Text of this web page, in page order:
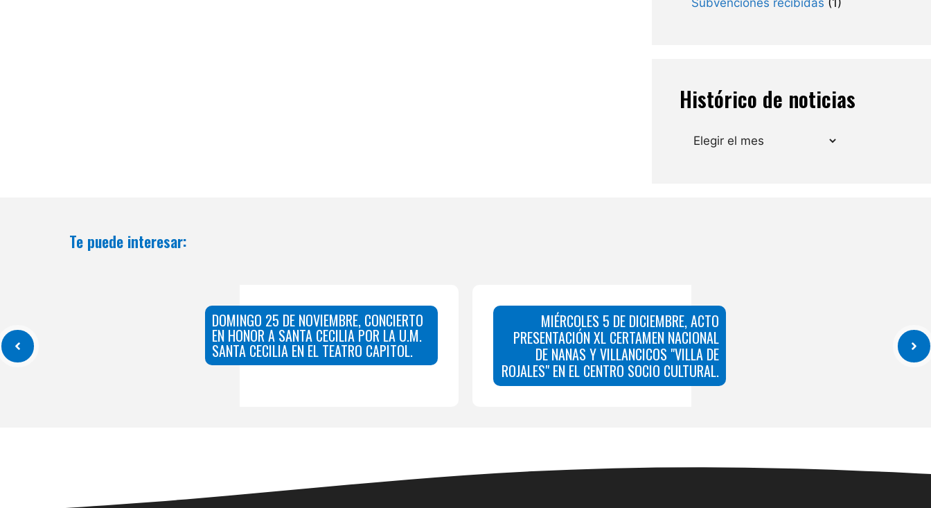
Histórico de noticias
Archivos
Te puede interesar:
DOMINGO 25 DE NOVIEMBRE, CONCIERTO
EN HONOR A SANTA CECILIA POR LA U.M.
SANTA CECILIA EN EL TEATRO CAPITOL.
MIÉRCOLES 5 DE DICIEMBRE, ACTO
PRESENTACIÓN XL CERTAMEN NACIONAL
DE NANAS Y VILLANCICOS "VILLA DE
ROJALES" EN EL CENTRO SOCIO CULTURAL.